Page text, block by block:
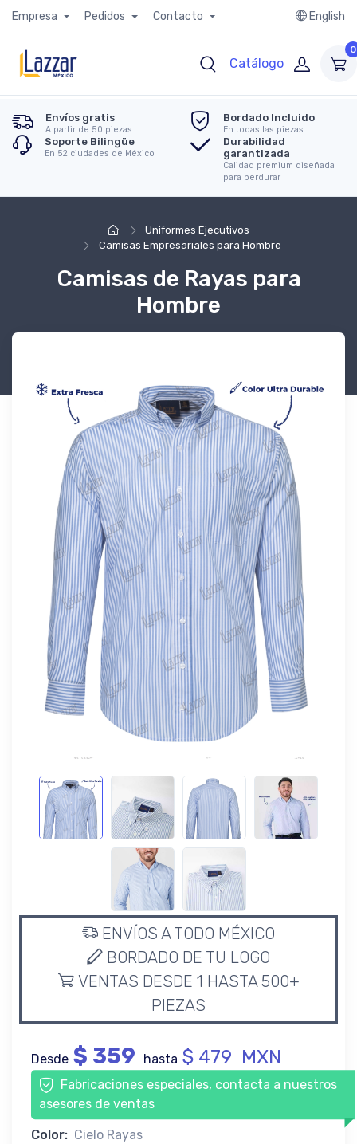
Empresa Pedidos Contacto English
Catálogo
0
Envíos gratis
A partir de 50 piezas
Bordado Incluido
En todas las piezas
Soporte Bilingüe
En 52 ciudades de México
Durabilidad
garantizada
Calidad premium diseñada
para perdurar
Uniformes Ejecutivos
Camisas Empresariales para Hombre
Camisas de Rayas para
Hombre
ENVÍOS A TODO MÉXICO
BORDADO DE TU LOGO
VENTAS DESDE 1 HASTA 500+
PIEZAS
Desde $ 359 hasta $ 479 MXN
Fabricaciones especiales, contacta a nuestros
asesores de ventas
Color: Cielo Rayas